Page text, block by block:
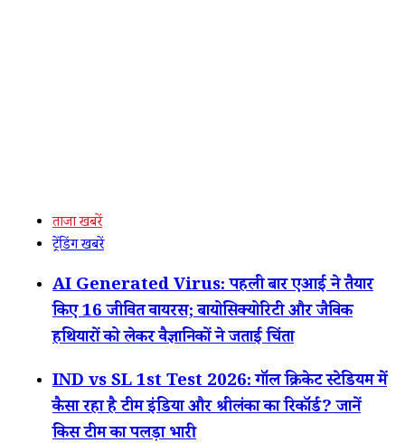
ताजा खबरें
ट्रेंडिंग खबरें
AI Generated Virus: पहली बार एआई ने तैयार
किए 16 जीवित वायरस; बायोसिक्योरिटी और जैविक
हथियारों को लेकर वैज्ञानिकों ने जताई चिंता
IND vs SL 1st Test 2026: गॉल क्रिकेट स्टेडियम में
कैसा रहा है टीम इंडिया और श्रीलंका का रिकॉर्ड? जानें
किस टीम का पलड़ा भारी